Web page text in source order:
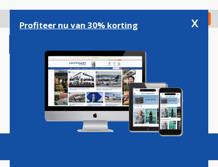
gaan
Check in
Magazine Podcasts Vacatures
Profiteer nu van 30% korting x